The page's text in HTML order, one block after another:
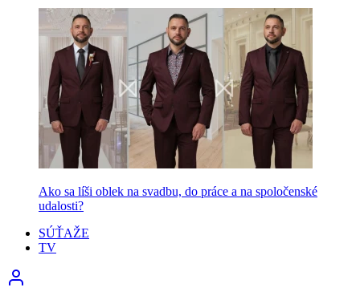
Ako sa líši oblek na svadbu, do práce a na spoločenské
udalosti?
SÚŤAŽE
TV